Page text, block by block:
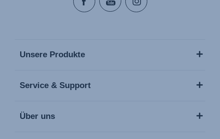
Unsere Produkte
Service & Support
Über uns